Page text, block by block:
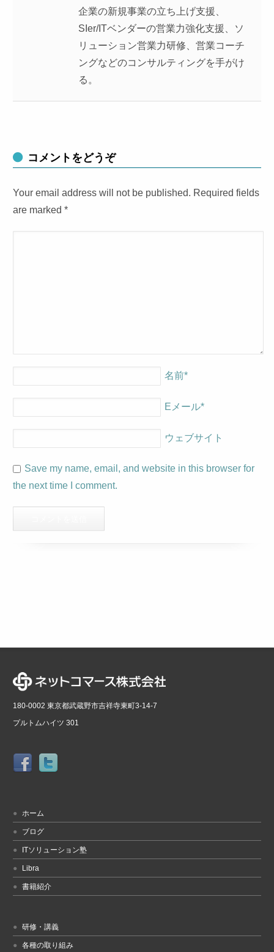
企業の新規事業の立ち上げ支援、
SIer/ITベンダーの営業力強化支援、ソ
リューション営業力研修、営業コーチ
ングなどのコンサルティングを手がけ
る。
コメントをどうぞ
Your email address will not be published. Required fields
are marked*
名前*
Eメール*
ウェブサイト
Save my name, email, and website in this browser for
the next time I comment.
180-0002 東京都武蔵野市吉祥寺東町3-14-7
プルトムハイツ 301
ホーム
ブログ
ITソリューション塾
Libra
書籍紹介
研修・講義
各種の取り組み